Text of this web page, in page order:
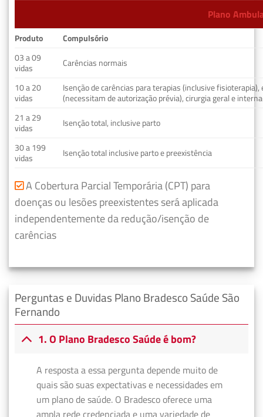
Plano
Produto
Compulsório
03 a 09
vidas
Carências normais
10 a 20
vidas
Isenção de carências para terapias (inclusive fisioterapia),
(necessitam de autorização prévia), cirurgia geral e
21 a 29
vidas
Isenção total, inclusive parto
30 a 199
vidas
Isenção total inclusive parto e preexistência
A Cobertura Parcial Temporária (CPT) para
doenças ou lesões preexistentes será aplicada
independentemente da redução/isenção de
carências
Perguntas e Duvidas Plano Bradesco Saúde São
Fernando
1. O Plano Bradesco Saúde é bom?
A resposta a essa pergunta depende muito de
quais são suas expectativas e necessidades em
um plano de saúde. O Bradesco oferece uma